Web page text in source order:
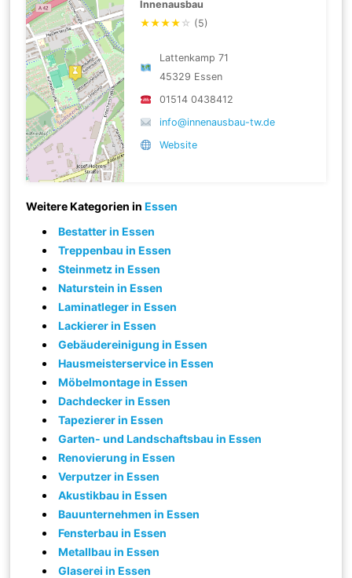
Innenausbau
★★★★ ☆ (5)
Lattenkamp 71
45329 Essen
01514 0438412
info@innenausbau-tw.de
Website
Weitere Kategorien inEssen
Bestatter in Essen
Treppenbau in Essen
Steinmetz in Essen
Naturstein in Essen
Laminatleger in Essen
Lackierer in Essen
Gebäudereinigung in Essen
Hausmeisterservice in Essen
Möbelmontage in Essen
Dachdecker in Essen
Tapezierer in Essen
Garten- und Landschaftsbau in Essen
Renovierung in Essen
Verputzer in Essen
Akustikbau in Essen
Bauunternehmen in Essen
Fensterbau in Essen
Metallbau in Essen
Glaserei in Essen